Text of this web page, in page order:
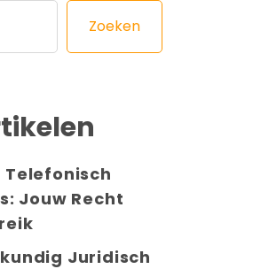
Zoeken
Jouw Recht
Juridisch